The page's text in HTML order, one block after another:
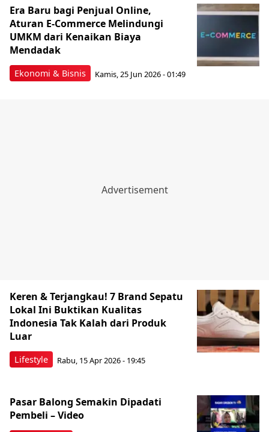
Ekonomi & Bisnis
Era Baru bagi Penjual Online,
Aturan E-Commerce Melindungi
UMKM dari Kenaikan Biaya
Mendadak
Kamis, 25 Jun 2026 - 01:49
Lifestyle
Keren & Terjangkau! 7 Brand Sepatu
Lokal Ini Buktikan Kualitas
Indonesia Tak Kalah dari Produk
Luar
Rabu, 15 Apr 2026 - 19:45
Pasar Balong Semakin Dipadati
Pembeli – Video